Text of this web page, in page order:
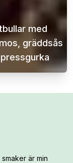
laxcurrygryta
med
gräddsås
Köttbullar
är min